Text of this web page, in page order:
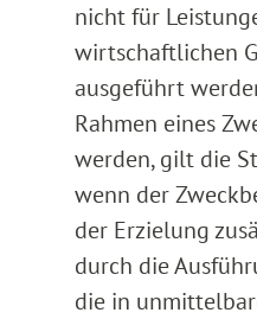
nicht für
wirtschaftlichen
ausgeführt
Rahmen eines
werden, gilt die
wenn der
der Erzielung
durch die
die in